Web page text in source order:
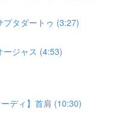
プタダートゥ (3:27)
ージャス (4:53)
ディ】首肩 (10:30)